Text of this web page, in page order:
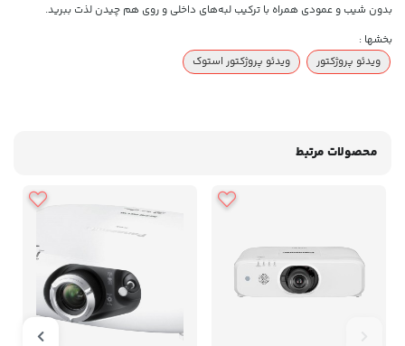
بدون شیب و عمودی همراه با ترکیب لبه‌های داخلی و روی هم چیدن لذت ببرید.
بخشها :
ویدئو پروژکتور
ویدئو پروژکتور استوک
محصولات مرتبط